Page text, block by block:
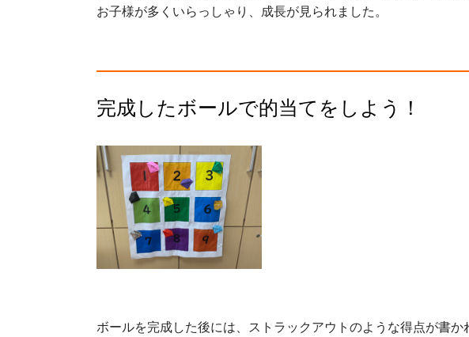
お子様が多くいらっしゃり、成長が見られました。
完成したボールで的当てをしよう！
ボールを完成した後には、ストラックアウトのような得点が書